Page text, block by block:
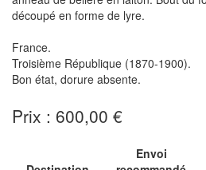
découpé en forme de lyre.
France.
Troisième République (1870-1900).
Bon état, dorure absente.
Prix : 600,00 €
Envoi